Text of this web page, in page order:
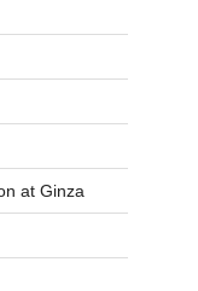
at Ginza